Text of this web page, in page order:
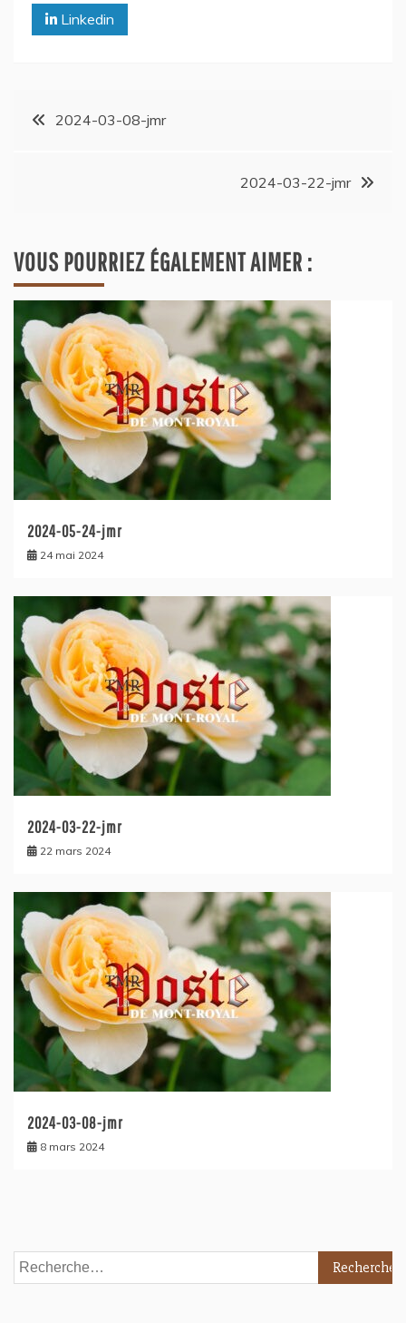
Linkedin
2024-03-08-jmr
2024-03-22-jmr
VOUS POURRIEZ ÉGALEMENT AIMER :
2024-05-24-jmr
24 mai 2024
2024-03-22-jmr
22 mars 2024
2024-03-08-jmr
8 mars 2024